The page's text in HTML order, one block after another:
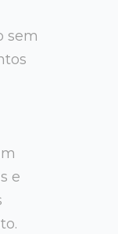
sem
e